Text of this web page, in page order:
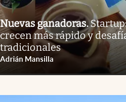
Nuevas ganadoras.
crecen más rápido y
tradicionales
Adrián Mansilla